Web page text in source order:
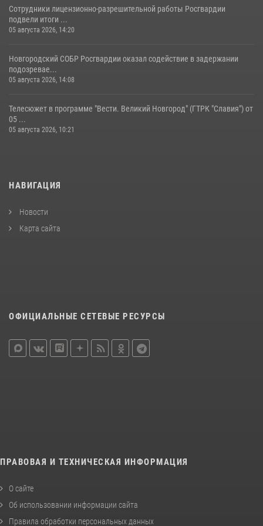
Сотрудники лицензионно-разрешительной работы Росгвардии
подвели итоги ...
05 августа 2026, 14:20
Новгородский СОБР Росгвардии оказал содействие в задержании
подозревае...
05 августа 2026, 14:08
Телесюжет в программе "Вести. Великий Новгород" (ГТРК "Славия") от
05 ...
05 августа 2026, 10:21
НАВИГАЦИЯ
Новости
Карта сайта
ОФИЦИАЛЬНЫЕ СЕТЕВЫЕ РЕСУРСЫ
ПРАВОВАЯ И ТЕХНИЧЕСКАЯ ИНФОРМАЦИЯ
О сайте
Об использовании информации сайта
Правила обработки персональных данных